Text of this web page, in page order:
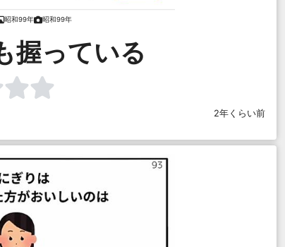
昭和99年 昭和99年
握っている
2年くらい前